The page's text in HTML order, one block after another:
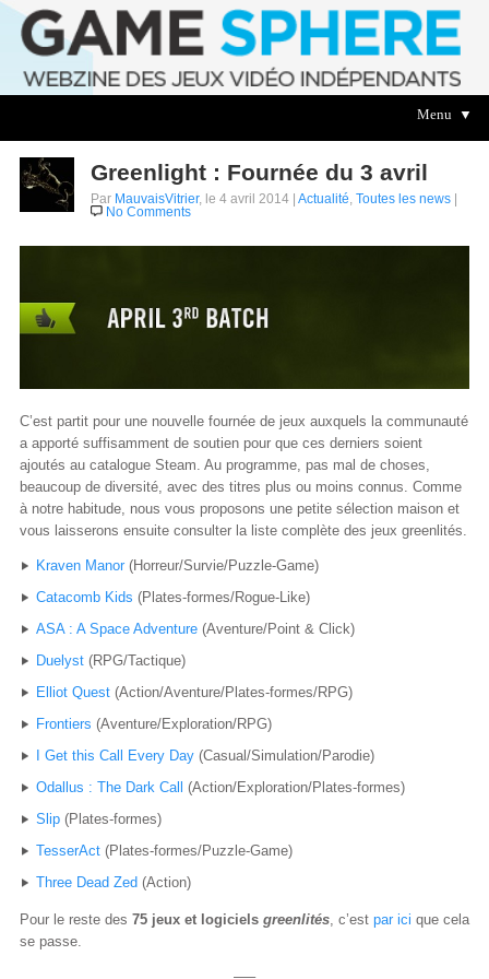
Menu ▼
Greenlight : Fournée du 3 avril
Par MauvaisVitrier, le 4 avril 2014 | Actualité, Toutes les news|
No Comments
C’est partit pour une nouvelle fournée de jeux auxquels la communauté
a apporté suffisamment de soutien pour que ces derniers soient
ajoutés au catalogue Steam. Au programme, pas mal de choses,
beaucoup de diversité, avec des titres plus ou moins connus. Comme
à notre habitude, nous vous proposons une petite sélection maison et
vous laisserons ensuite consulter la liste complète des jeux greenlités.
Kraven Manor(Horreur/Survie/Puzzle-Game)
Catacomb Kids (Plates-formes/Rogue-Like)
ASA : A Space Adventure(Aventure/Point & Click)
Duelyst(RPG/Tactique)
Elliot Quest(Action/Aventure/Plates-formes/RPG)
Frontiers (Aventure/Exploration/RPG)
I Get this Call Every Day(Casual/Simulation/Parodie)
Odallus : The Dark Call
(Action/Exploration/Plates-formes)
Slip(Plates-formes)
TesserAct(Plates-formes/Puzzle-Game)
Three Dead Zed (Action)
Pour le reste des 75 jeux et logicielsgreenlités, c’est par ici que cela
se passe.